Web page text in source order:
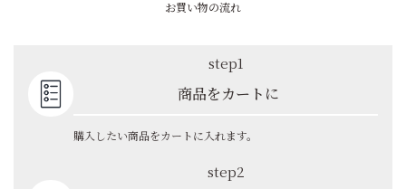
お買い物の流れ
step1
商品をカートに
購入したい商品をカートに入れます。
step2